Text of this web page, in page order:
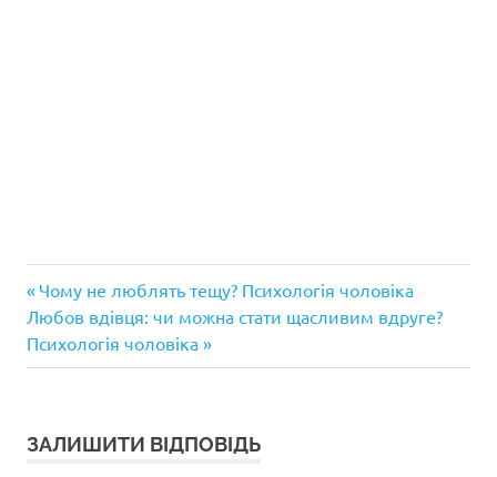
Навігація
записів
Попередній
запис:
Чому не люблять тещу? Психологія чоловіка
Наступний
запис:
Любов вдівця: чи можна стати щасливим вдруге?
Психологія чоловіка
ЗАЛИШИТИ ВІДПОВІДЬ